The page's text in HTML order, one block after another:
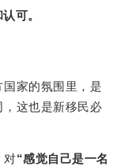
可。
家的氛围里，是
这也是新移民必
对“感觉自己是一名